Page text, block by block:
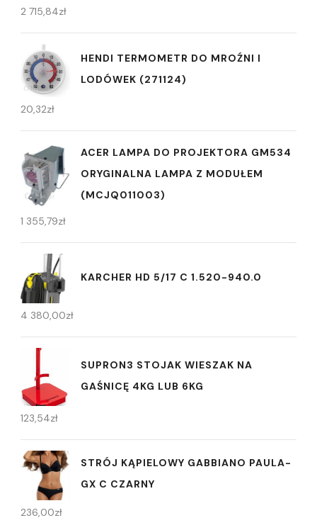
2 715,84zł
HENDI TERMOMETR DO MROŹNI I
LODÓWEK (271124)
20,32zł
ACER LAMPA DO PROJEKTORA GM534
ORYGINALNA LAMPA Z MODUŁEM
(MCJQ011003)
1 355,79zł
KARCHER HD 5/17 C 1.520-940.0
4 380,00zł
SUPRON3 STOJAK WIESZAK NA
GAŚNICĘ 4KG LUB 6KG
123,54zł
STRÓJ KĄPIELOWY GABBIANO PAULA-
GX C CZARNY
236,00zł